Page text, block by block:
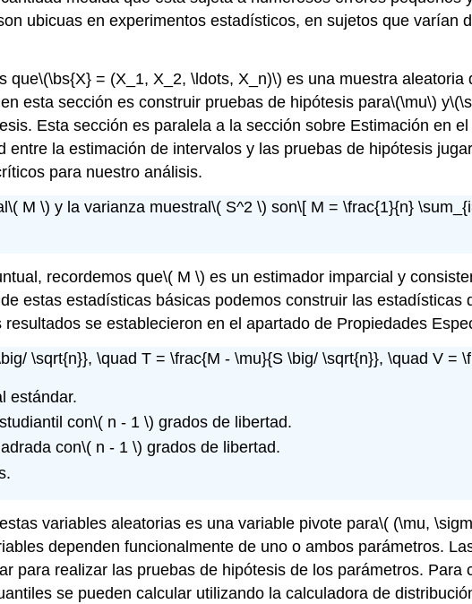
ubicuas en experimentos estadísticos, en sujetos que varían
que\(\bs{X} = (X_1, X_2, \ldots, X_n)\) es una muestra aleatoria
esta sección es construir pruebas de hipótesis para\(\mu\) y
Esta sección es paralela a la sección sobre Estimación en
entre la estimación de intervalos y las pruebas de hipótesis
para nuestro análisis.
\( M \) y la varianza muestral\( S^2 \) son\[ M = \frac{1}{n}
recordemos que\( M \) es un estimador imparcial y
estas estadísticas básicas podemos construir las
se establecieron en el apartado de Propiedades
\sqrt{n}}, \quad T = \frac{M - \mu}{S \big/ \sqrt{n}}, \quad V =
estándar.
con\( n - 1 \) grados de libertad.
con\( n - 1 \) grados de libertad.
variables aleatorias es una variable pivote para\( (\mu,
dependen funcionalmente de uno o ambos parámetros.
para realizar las pruebas de hipótesis de los parámetros.
se pueden calcular utilizando la calculadora de